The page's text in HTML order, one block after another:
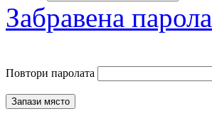
Забравена парола
Повтори паролата